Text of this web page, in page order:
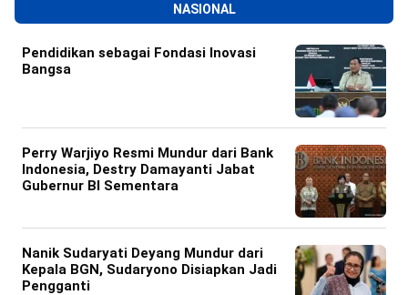
NASIONAL
Pendidikan sebagai Fondasi Inovasi
Bangsa
Perry Warjiyo Resmi Mundur dari Bank
Indonesia, Destry Damayanti Jabat
Gubernur BI Sementara
Nanik Sudaryati Deyang Mundur dari
Kepala BGN, Sudaryono Disiapkan Jadi
Pengganti